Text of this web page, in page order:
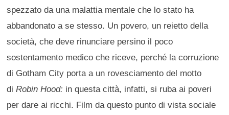
spezzato da una malattia mentale che lo stato ha
abbandonato a se stesso. Un povero, un reietto della
società, che deve rinunciare persino il poco
sostentamento medico che riceve, perché la corruzione
di Gotham City porta a un rovesciamento del motto
diRobin Hood: in questa città, infatti, si ruba ai poveri
per dare ai ricchi. Film da questo punto di vista sociale